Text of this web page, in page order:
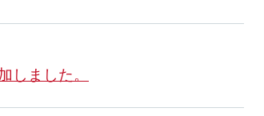
しました。